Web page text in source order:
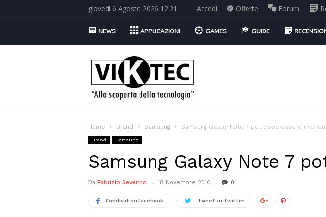
giovedì 6 Agosto 2026 12:21 Accedi Offerte Forum
NEWS APPLICAZIONI GAMES GUIDE
Viktec.net
Home Brand Samsung Samsung Galaxy Note 7 potrebbe essere
Brand Samsung
Samsung Galaxy Note 7
Da Fabrizio Severino 18 Novembre 2016 0
Condividi su Facebook Tweet su Twitter